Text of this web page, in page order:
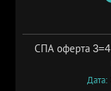
СПА оферта